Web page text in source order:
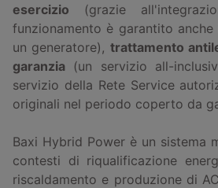
esercizio (grazie
funzionamento è garantito
un generatore), trattamento
garanzia (un servizio all-
servizio della Rete Service
originali nel periodo coperto da
Baxi Hybrid Power è un sistema
contesti di riqualificazione
riscaldamento e produzione di